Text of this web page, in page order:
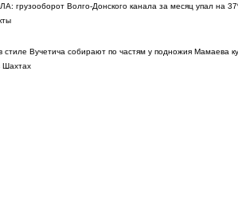
грузооборот Волго-Донского канала за месяц упал на
стиле Вучетича собирают по частям у подножия Мамаева
Шахтах